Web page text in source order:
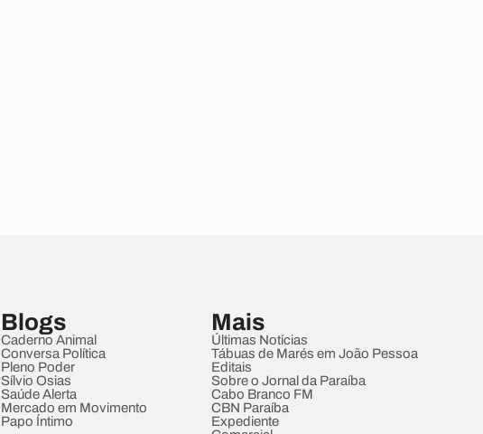
Blogs
Caderno Animal
Conversa Política
Pleno Poder
Sílvio Osias
Saúde Alerta
Mercado em Movimento
Papo Íntimo
Mais
Últimas Notícias
Tábuas de Marés em João Pessoa
Editais
Sobre o Jornal da Paraíba
Cabo Branco FM
CBN Paraíba
Expediente